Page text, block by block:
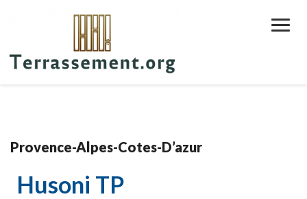
Provence-Alpes-Cotes-D’azur
Husoni TP